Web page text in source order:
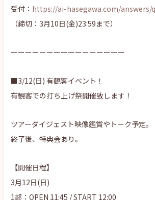
受付： https://ai-hasegawa.com/answers/
（締切：3月10日(金)23:59まで）
ーーーーーーーーーーーーーーーー
■3/12(日) 有観客イベント！
有観客での打ち上げ祭開催致します！
ツアーダイジェスト映像鑑賞やトーク予定。
終了後、特典会あり。
【開催日程】
3月12日(日)
1部：OPEN 11:45 / START 12:00